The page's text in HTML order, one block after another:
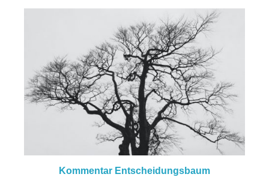
Kommentar Entscheidungsbaum